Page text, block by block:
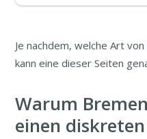
Je nachdem, welche Art von
kann eine dieser Seiten
Warum
einen